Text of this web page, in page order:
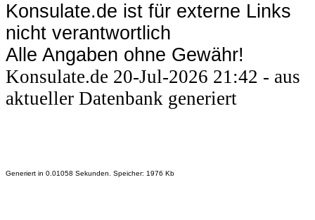
Konsulate.de ist für externe Links
nicht verantwortlich
Alle Angaben ohne Gewähr!
Konsulate.de 20-Jul-2026 21:42 - aus
aktueller Datenbank generiert
Generiert in 0.01058 Sekunden. Speicher: 1976 Kb